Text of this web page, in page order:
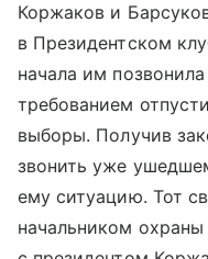
Коржаков и
в Президентском
начала им
требованием
выборы. Получив
звонить уже
ему ситуацию. Тот
начальником